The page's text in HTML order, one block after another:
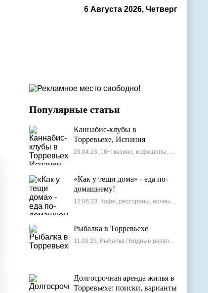
6 Августа 2026, Четверг
Популярные статьи
Каннабис-клубы в
Торревьехе, Испания
29.04.23, 18+: казино, кофешопы, стрип-бары
«Как у тещи дома» - еда по-
домашнему!
12.06.23, Кафе, рестораны, ночные клубы
Рыбалка в Торревьехе
11.03.23, Рыбалка / Водные развлечения
Долгосрочная аренда жилья в
Торревьехе: поиски, варианты